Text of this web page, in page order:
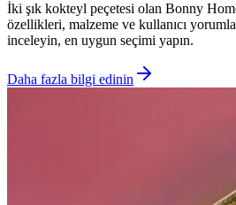
İki şık kokteyl peçetesi olan Bonny
özellikleri, malzeme ve kullanıcı
inceleyin, en uygun seçimi yapın.
Daha fazla bilgi edinin